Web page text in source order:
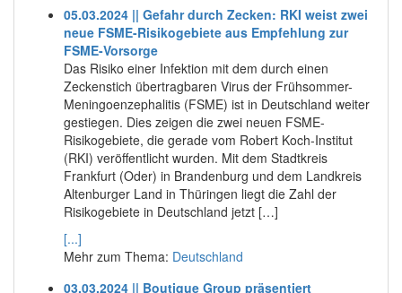
05.03.2024 || Gefahr durch Zecken: RKI weist zwei
neue FSME-Risikogebiete aus Empfehlung zur
FSME-Vorsorge
Das Risiko einer Infektion mit dem durch einen
Zeckenstich übertragbaren Virus der Frühsommer-
Meningoenzephalitis (FSME) ist in Deutschland weiter
gestiegen. Dies zeigen die zwei neuen FSME-
Risikogebiete, die gerade vom Robert Koch-Institut
(RKI) veröffentlicht wurden. Mit dem Stadtkreis
Frankfurt (Oder) in Brandenburg und dem Landkreis
Altenburger Land in Thüringen liegt die Zahl der
Risikogebiete in Deutschland jetzt […]
[...]
Mehr zum Thema: Deutschland
03.03.2024 || Boutique Group präsentiert